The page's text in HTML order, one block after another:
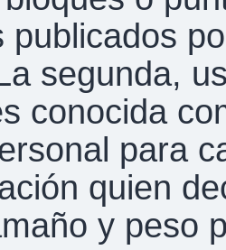
publicados
segunda,
conocida
para
quien
y peso